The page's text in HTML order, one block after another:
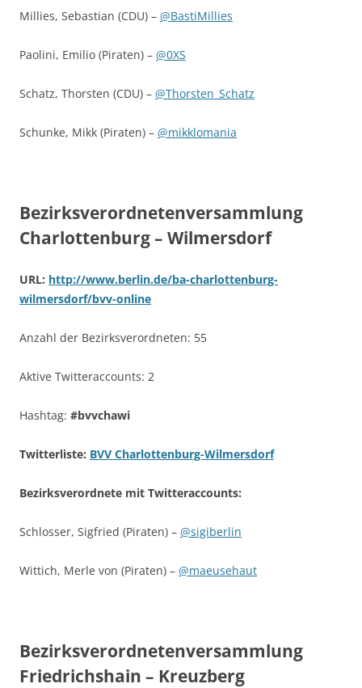
Millies, Sebastian (CDU) – @BastiMillies
Paolini, Emilio (Piraten) – @0XS
Schatz, Thorsten (CDU) – @Thorsten_Schatz
Schunke, Mikk (Piraten) – @mikklomania
Bezirksverordnetenversammlung
Charlottenburg – Wilmersdorf
URL: http://www.berlin.de/ba-charlottenburg-
wilmersdorf/bvv-online
Anzahl der Bezirksverordneten: 55
Aktive Twitteraccounts: 2
Hashtag: #bvvchawi
Twitterliste: BVV Charlottenburg-Wilmersdorf
Bezirksverordnete mit Twitteraccounts:
Schlosser, Sigfried (Piraten) – @sigiberlin
Wittich, Merle von (Piraten) – @maeusehaut
Bezirksverordnetenversammlung
Friedrichshain – Kreuzberg